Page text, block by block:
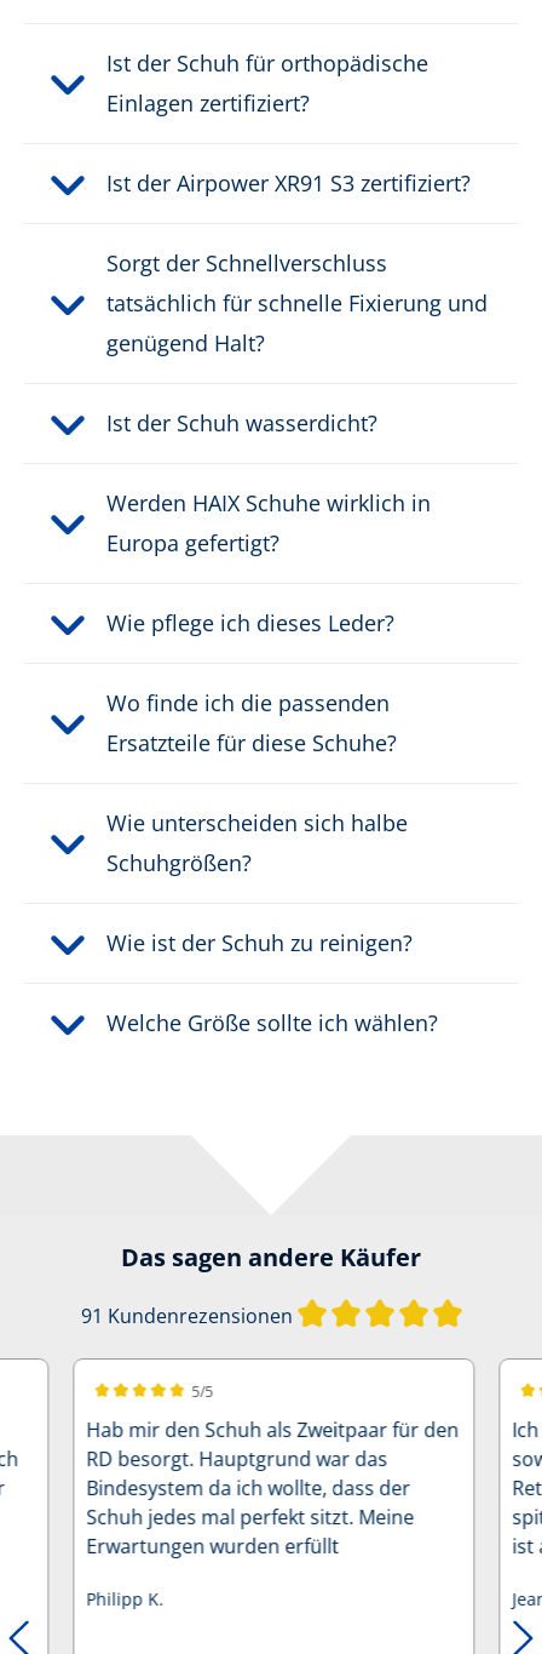
Wasserdicht:
wasserdicht durch GORE-
Gewicht pro Schuh: 1000 g
PRODUKTBESCHREIBUNG HERUNTERLADEN
Ist der Schuh für orthopädische
Einlagen zertifiziert?
Ist der Airpower XR91 S3 zertifiziert?
Sorgt der Schnellverschluss
tatsächlich für schnelle Fixierung und
genügend Halt?
Ist der Schuh wasserdicht?
Werden HAIX Schuhe wirklich in
Europa gefertigt?
Wie pflege ich dieses Leder?
Wo finde ich die passenden
Ersatzteile für diese Schuhe?
Wie unterscheiden sich halbe
Schuhgrößen?
Wie ist der Schuh zu reinigen?
Welche Größe sollte ich wählen?
Das sagen andere Käufer
91 Kundenrezensionen
5/5
Hab mir den Schuh als Zweitpaar für den
RD besorgt. Hauptgrund war das
Bindesystem da ich wollte, dass der
Schuh jedes mal perfekt sitzt. Meine
Erwartungen wurden erfüllt
Philipp K.
ist